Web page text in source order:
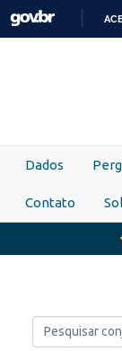
Skip to main content
Dados
Contato